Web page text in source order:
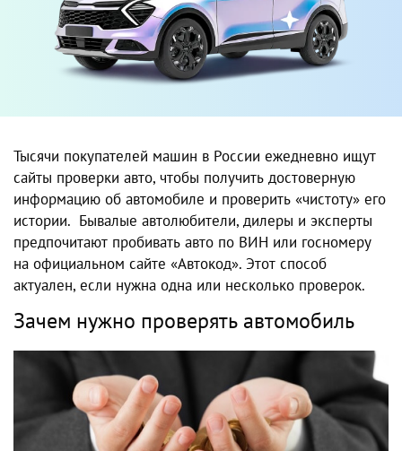
Тысячи покупателей машин в России ежедневно ищут
сайты проверки авто, чтобы получить достоверную
информацию об автомобиле и проверить «чистоту» его
истории. Бывалые автолюбители, дилеры и эксперты
предпочитают пробивать авто по ВИН или госномеру
на официальном сайте «Автокод». Этот способ
актуален, если нужна одна или несколько проверок.
Зачем нужно проверять автомобиль